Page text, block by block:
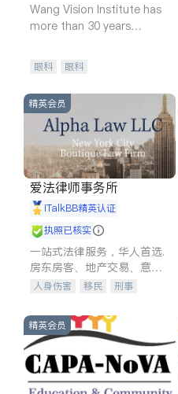
Wang Vision Institute has
more than 30 years
眼科 眼科
精英会员
爱法律师事务所
iTalkBB精英认证
执照已核实
一站式法律服务，华人首选.
房东房客、地产交易、意外
伤害、车祸重伤、商业诉
建筑合同、刑事案件全包办
人身伤害 移民
刑事
信托/遗嘱
商业
索赔
律师-其它 保释
精英会员